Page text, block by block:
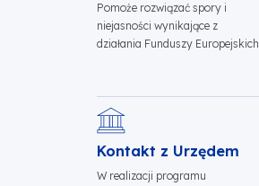
Pomoże rozwiązać spory i
niejasności wynikające z
działania Funduszy Europejskich
Kontakt z Urzędem
W realizacji programu